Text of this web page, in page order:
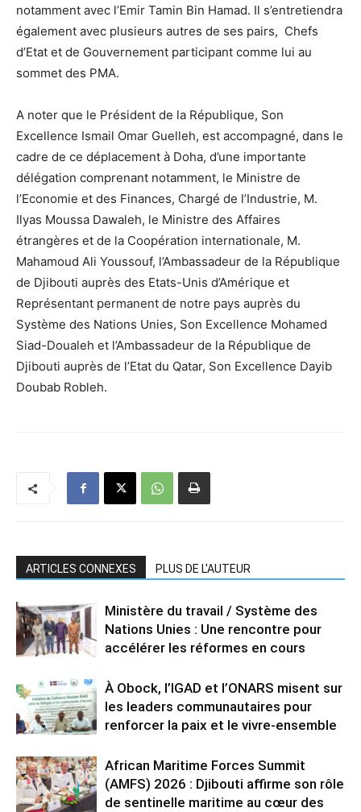
notamment avec l’Emir Tamin Bin Hamad. Il s’entretiendra
également avec plusieurs autres de ses pairs, Chefs
d’Etat et de Gouvernement participant comme lui au
sommet des PMA.
A noter que le Président de la République, Son
Excellence Ismail Omar Guelleh, est accompagné, dans le
cadre de ce déplacement à Doha, d’une importante
délégation comprenant notamment, le Ministre de
l’Economie et des Finances, Chargé de l’Industrie, M.
Ilyas Moussa Dawaleh, le Ministre des Affaires
étrangères et de la Coopération internationale, M.
Mahamoud Ali Youssouf, l’Ambassadeur de la République
de Djibouti auprès des Etats-Unis d’Amérique et
Représentant permanent de notre pays auprès du
Système des Nations Unies, Son Excellence Mohamed
Siad-Doualeh et l’Ambassadeur de la République de
Djibouti auprès de l’Etat du Qatar, Son Excellence Dayib
Doubab Robleh.
ARTICLES CONNEXES PLUS DE L'AUTEUR
Ministère du travail / Système des
Nations Unies : Une rencontre pour
accélérer les réformes en cours
À Obock, l’IGAD et l’ONARS misent sur
les leaders communautaires pour
renforcer la paix et le vivre-ensemble
African Maritime Forces Summit
(AMFS) 2026 : Djibouti affirme son rôle
de sentinelle maritime au cœur des